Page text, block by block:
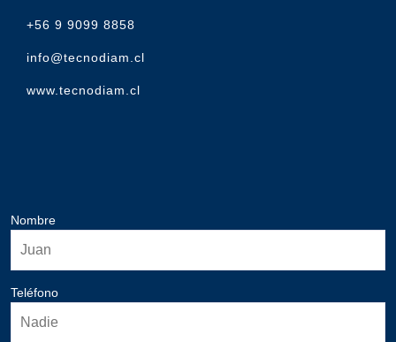
+56 9 9099 8858
info@tecnodiam.cl
www.tecnodiam.cl
Nombre
Teléfono